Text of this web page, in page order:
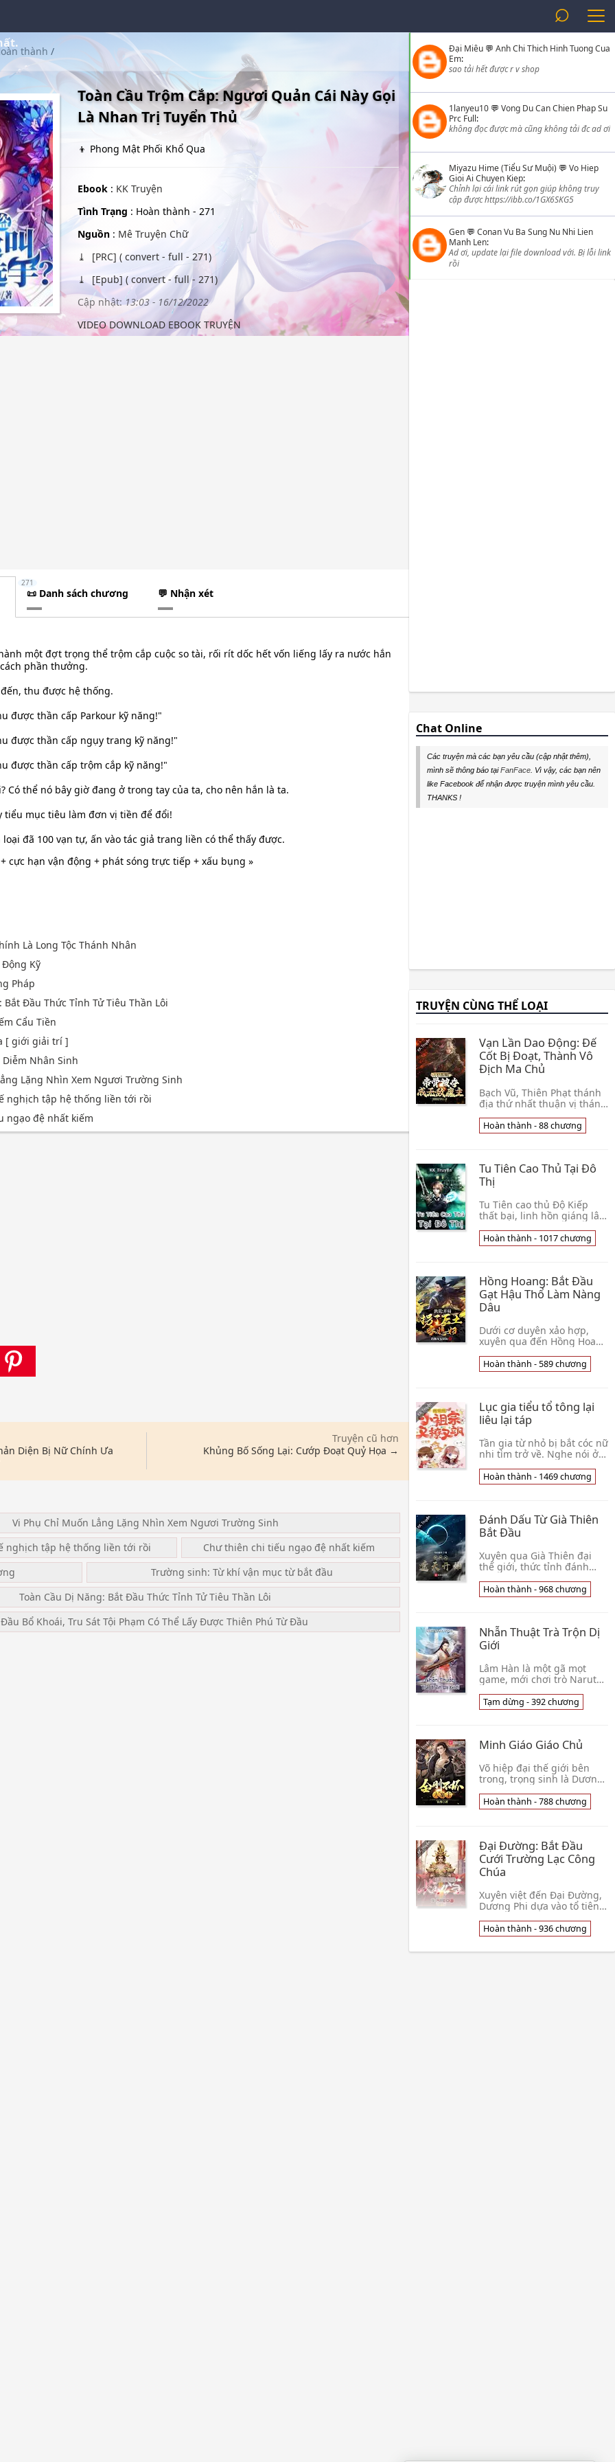
⌕
thành /
Toàn Cầu Trộm Cắp: Ngươi Quản Cái Này Gọi
Là Nhan Trị Tuyển Thủ
👦 Phong Mật Phối Khổ Qua
Ebook : KK Truyện
Tình Trạng : Hoàn thành - 271
Nguồn: Mê Truyện Chữ
[PRC] ( convert - full - 271)
[Epub] ( convert - full - 271)
Cập nhật:13:03 - 16/12/2022
VIDEO DOWNLOAD EBOOK TRUYỆN
📜 Danh sách chương
271
💬 Nhận xét
một đợt trọng thể trộm cắp cuộc so tài, rối rít dốc hết vốn liếng lấy ra nước hắn
phần thưởng.
thu được hệ thống.
được thần cấp Parkour kỹ năng!"
được thần cấp ngụy trang kỹ năng!"
được thần cấp trộm cắp kỹ năng!"
Có thể nó bây giờ đang ở trong tay của ta, cho nên hắn là ta.
tiểu mục tiêu làm đơn vị tiền để đổi!
đã 100 vạn tự, ấn vào tác giả trang liền có thể thấy được.
cực hạn vận động + phát sóng trực tiếp + xấu bụng »
Là Long Tộc Thánh Nhân
Động Kỹ
Pháp
Bắt Đầu Thức Tỉnh Tử Tiêu Thần Lôi
Cẩu Tiền
[ giới giải trí ]
Nhân Sinh
Lặng Nhìn Xem Ngươi Trường Sinh
nghịch tập hệ thống liền tới rồi
ngạo đệ nhất kiếm
Diện Bị Nữ Chính Ưa
Truyện cũ hơn
Khủng Bố Sống Lại: Cướp Đoạt Quỷ Họa →
Vi Phụ Chỉ Muốn Lẳng Lặng Nhìn Xem Ngươi Trường Sinh
nghịch tập hệ thống liền tới rồi
Chư thiên chi tiếu ngạo đệ nhất kiếm
Trường sinh: Từ khí vận mục từ bắt đầu
Toàn Cầu Dị Năng: Bắt Đầu Thức Tỉnh Tử Tiêu Thần Lôi
Bổ Khoái, Tru Sát Tội Phạm Có Thể Lấy Được Thiên Phú Từ Đầu
Đại Miêu 💬 Anh Chi Thich Hinh Tuong Cua
Em:
sao tải hết được r v shop
1lanyeu10 💬 Vong Du Can Chien Phap Su
Prc Full:
không đọc được mà cũng không tải đc ad ơi
Miyazu Hime (Tiểu Sư Muội) 💬 Vo Hiep
Gioi Ai Chuyen Kiep:
Chỉnh lại cái link rút gọn giúp không truy
cập được https://ibb.co/1GX6SKG5
Gen 💬 Conan Vu Ba Sung Nu Nhi Lien
Manh Len:
Ad ơi, update lại file download với. Bị lỗi link
rồi
Chat Online
Các truyện mà các bạn yêu cầu (cập nhật thêm),
mình sẽ thông báo tạiFanFace . Vì vậy, các bạn nên
like Facebook để nhận được truyện mình yêu cầu.
THANKS !
TRUYỆN CÙNG THỂ LOẠI
Vạn Lần Dao Động: Đế
Cốt Bị Đoạt, Thành Vô
Địch Ma Chủ
Bạch Vũ, Thiên Phạt thánh
địa thứ nhất thuận vị thánh
Cốt, đã định trước thành vi
Thần Đế người ứng cử thế
Hoàn thành - 88 chương
Tu Tiên Cao Thủ Tại Đô
Thị
Tu Tiên cao thủ Độ Kiếp
thất bại, linh hồn giáng lâm
giáo hoa phế vật vị hôn
phu. Giáo hoa vị hôn thê
Hoàn thành - 1017 chương
Hồng Hoang: Bắt Đầu
Gạt Hậu Thổ Làm Nàng
Dâu
Dưới cơ duyên xảo hợp,
xuyên qua đến Hồng Hoang
hoảng đến không được,
may mắn khóa lại siêu cấp
Hoàn thành - 589 chương
Lục gia tiểu tổ tông lại
liêu lại táp
Tần gia từ nhỏ bị bắt cóc nữ
nhi tìm trở về. Nghe nói ở
xấu xí, hành vi thô bỉ, liền
cho nàng muội muội Tần
Hoàn thành - 1469 chương
Đánh Dấu Từ Già Thiên
Bắt Đầu
Xuyên qua Già Thiên đại
thế giới, thức tỉnh đánh
cự tuyệt phú bà truy cầu!
Đánh dấu thu hoạch được
Hoàn thành - 968 chương
Nhẫn Thuật Trà Trộn Dị
Giới
Lâm Hàn là một gã mọt
game, mới chơi trò Naruto
nhập vào một tên thư sinh
khá vô dụng. Cuối cùng,
Tạm dừng - 392 chương
Minh Giáo Giáo Chủ
Võ hiệp đại thế giới bên
trong, trọng sinh là Dương
Cửu Dương, luyện càn
khôn, đăng lâm Giáo chủ
Hoàn thành - 788 chương
Đại Đường: Bắt Đầu
Cưới Trường Lạc Công
Chúa
Xuyên việt đến Đại Đường,
Dương Phi dựa vào tổ tiên
qua phi thường dễ chịu.
Một ngày dạo chơi, cứu một
tên t👦 Đệ Thập Thứ Khách
Hoàn thành - 936 chương